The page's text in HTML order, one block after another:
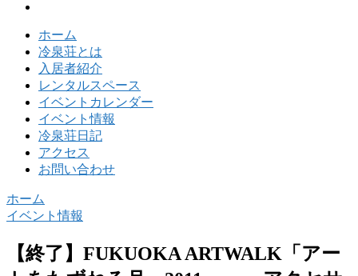
ホーム
冷泉荘とは
入居者紹介
レンタルスペース
イベントカレンダー
イベント情報
冷泉荘日記
アクセス
お問い合わせ
ホーム
イベント情報
【終了】FUKUOKA ARTWALK「アー